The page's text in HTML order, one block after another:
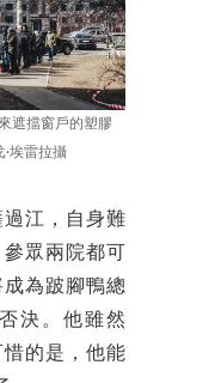
遮擋窗戶的塑膠
埃雷拉攝
江，自身難
眾兩院都可
為跛腳鴨總
決。他雖然
的是，他能